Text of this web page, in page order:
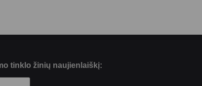
tinklo žinių naujienlaiškį: